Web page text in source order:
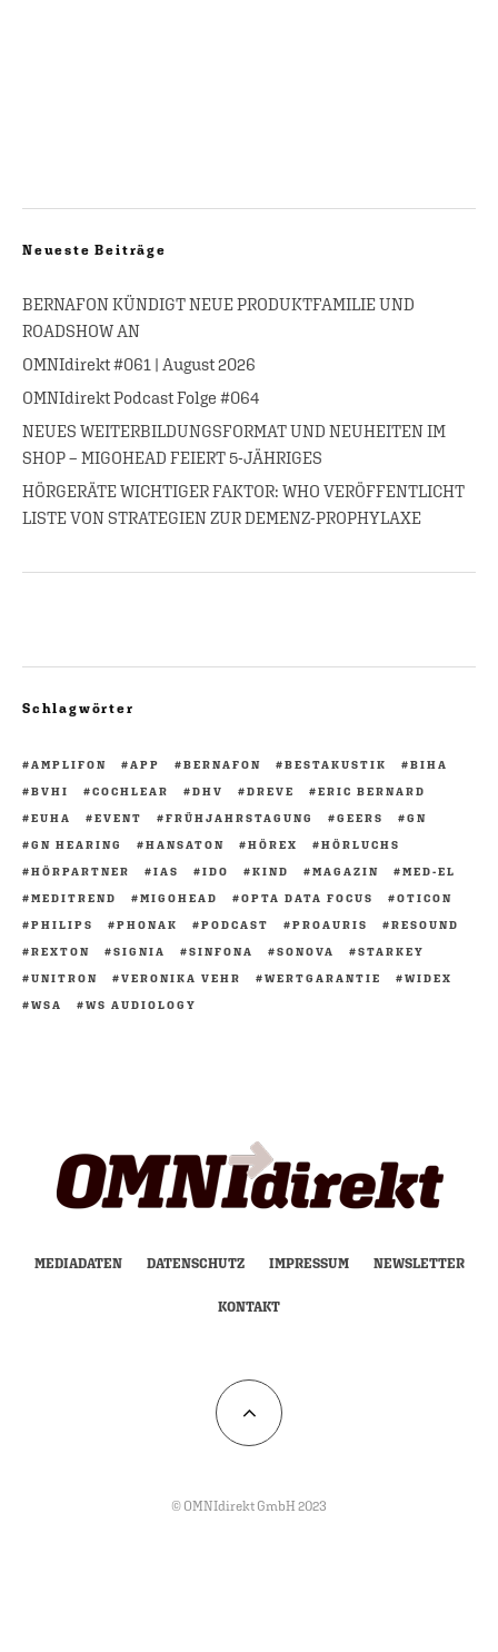
Neueste Beiträge
BERNAFON KÜNDIGT NEUE PRODUKTFAMILIE UND
ROADSHOW AN
OMNIdirekt #061 | August 2026
OMNIdirekt Podcast Folge #064
NEUES WEITERBILDUNGSFORMAT UND NEUHEITEN IM
SHOP – MIGOHEAD FEIERT 5-JÄHRIGES
HÖRGERÄTE WICHTIGER FAKTOR: WHO VERÖFFENTLICHT
LISTE VON STRATEGIEN ZUR DEMENZ-PROPHYLAXE
Schlagwörter
AMPLIFON APP BERNAFON BESTAKUSTIK
BIHA
BVHI
COCHLEAR DHV DREVE
ERIC BERNARD
EUHA
EVENT FRÜHJAHRSTAGUNG GEERS
GN
GN HEARING
HANSATON HÖREX
HÖRLUCHS
HÖRPARTNER
IAS IDO KIND MAGAZIN
MED-EL
MEDITREND
MIGOHEAD OPTA DATA FOCUS
OTICON
PHILIPS
PHONAK PODCAST PROAURIS
RESOUND
REXTON
SIGNIA SINFONA SONOVA
STARKEY
UNITRON
VERONIKA VEHR WERTGARANTIE
WIDEX
WSA
WS AUDIOLOGY
MEDIADATEN DATENSCHUTZ IMPRESSUM NEWSLETTER
KONTAKT
© OMNIdirekt GmbH 2023